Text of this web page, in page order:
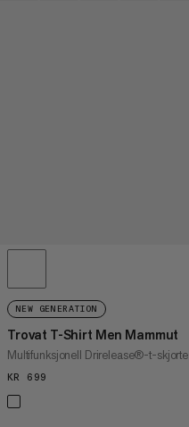
NEW GENERATION
Trovat T-Shirt Men Mammut
Multifunksjonell Drirelease®-t-skjorte
KR 699